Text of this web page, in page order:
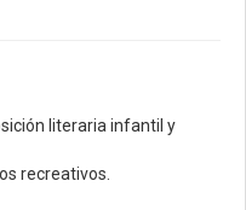
literaria infantil y
recreativos.